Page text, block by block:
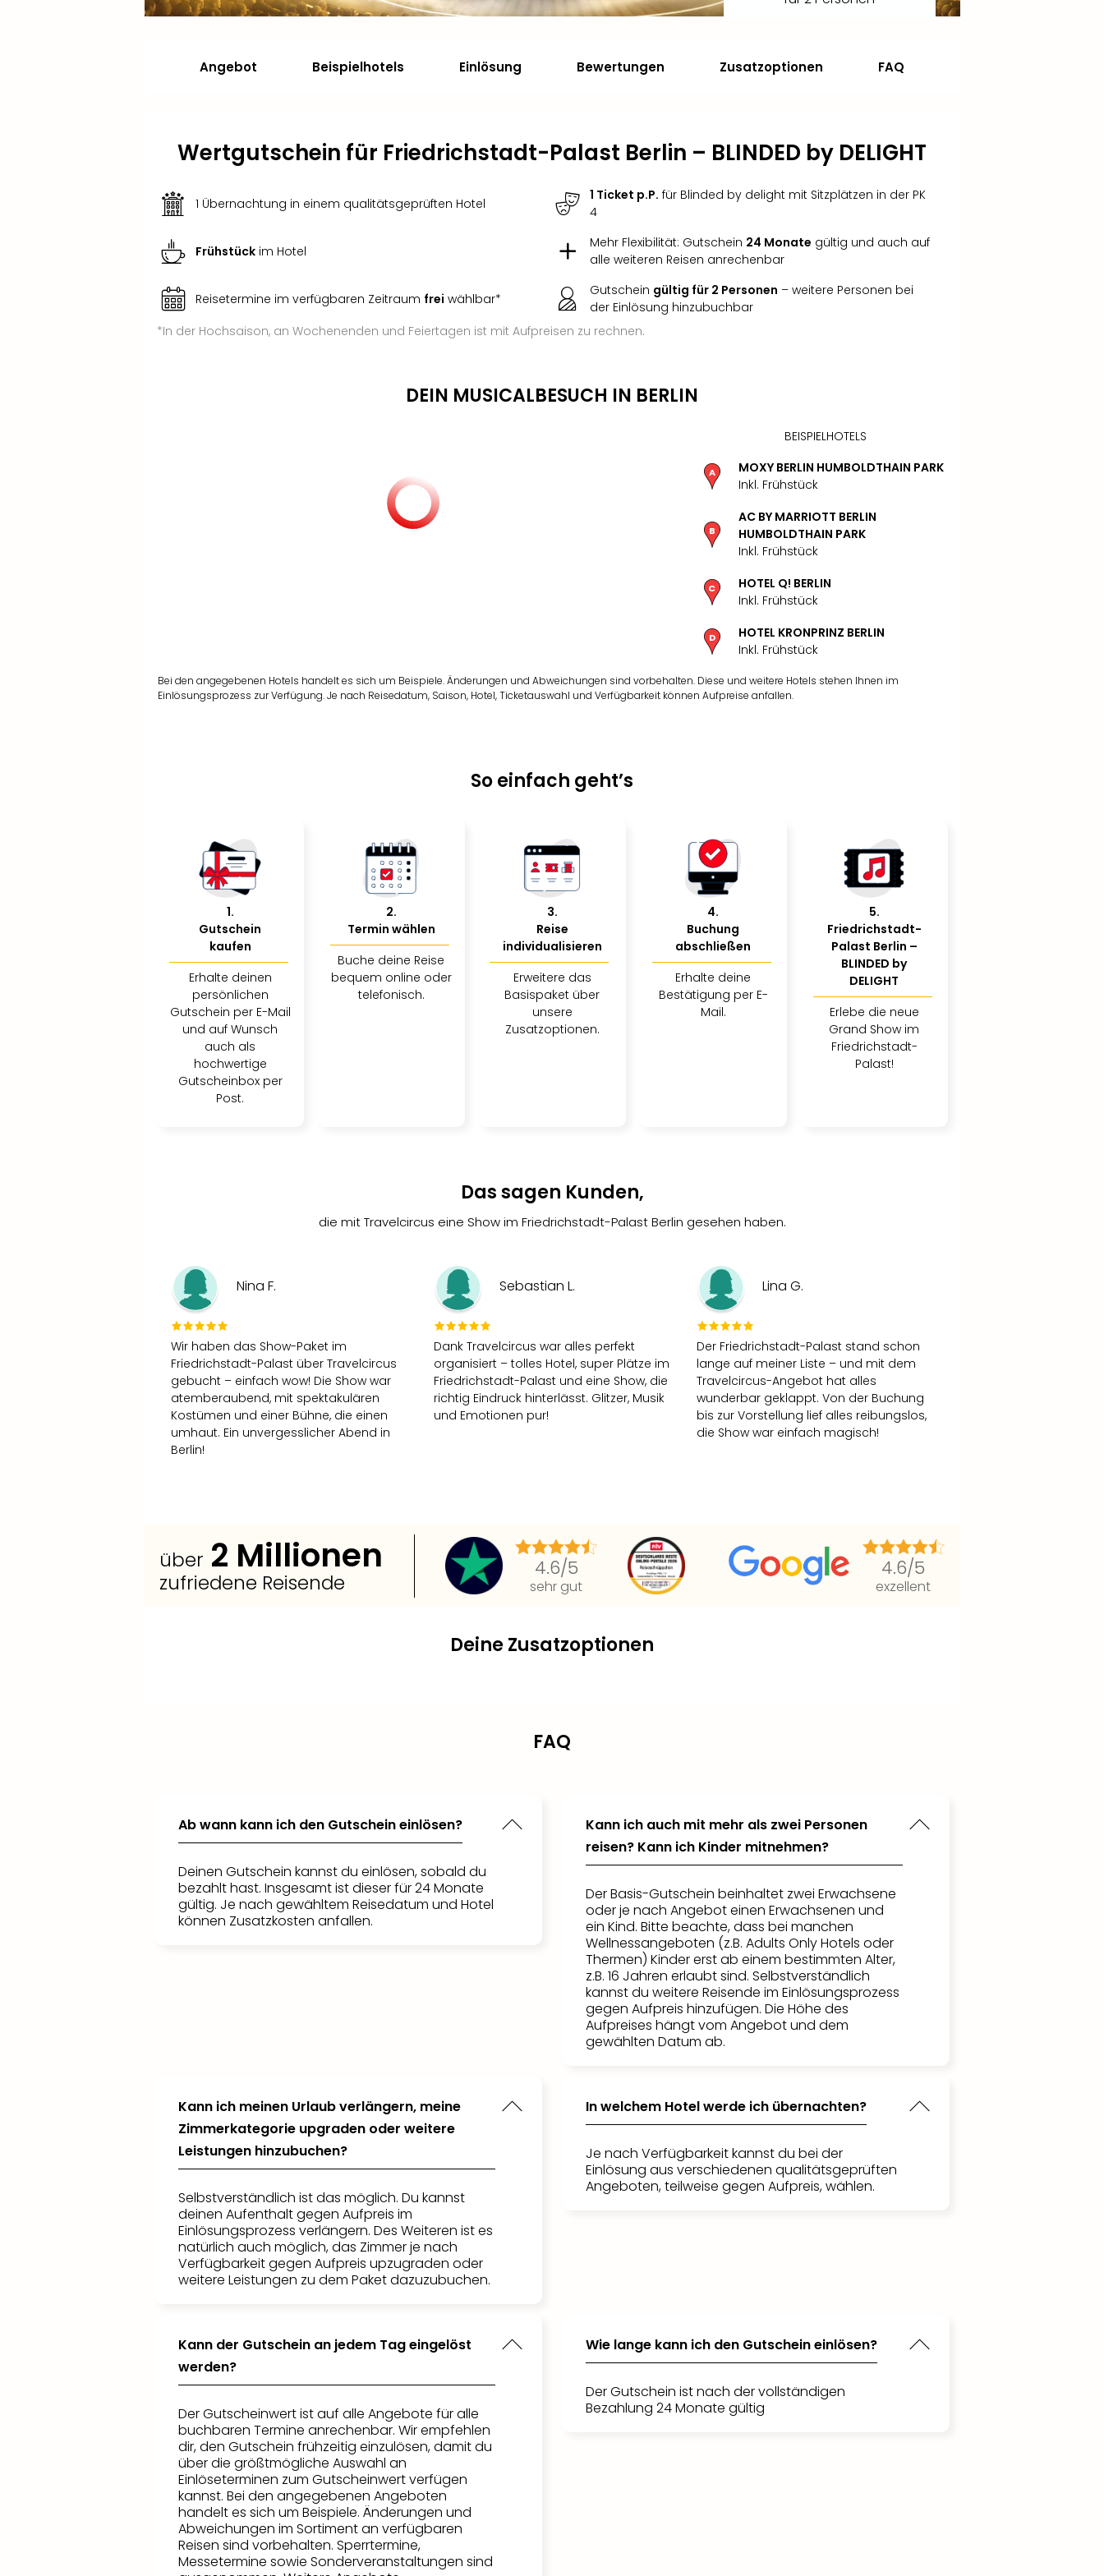
Angebot Beispielhotels Einlösung Bewertungen Zusatzoptionen FAQ
Wertgutschein für Friedrichstadt-Palast Berlin – BLINDED by DELIGHT
1 Übernachtung in einem qualitätsgeprüften Hotel
1 Ticket p.P. für Blinded by delight mit Sitzplätzen in der PK
4
Frühstückim Hotel
Mehr Flexibilität: Gutschein 24 Monate gültig und auch auf
alle weiteren Reisen anrechenbar
Reisetermine im verfügbaren Zeitraum frei wählbar*
Gutschein gültig für 2 Personen – weitere Personen bei
der Einlösung hinzubuchbar
*In der Hochsaison, an Wochenenden und Feiertagen ist mit Aufpreisen zu rechnen.
DEIN MUSICALBESUCH IN BERLIN
BEISPIELHOTELS
MOXY BERLIN HUMBOLDTHAIN PARK
Inkl. Frühstück
AC BY MARRIOTT BERLIN
HUMBOLDTHAIN PARK
Inkl. Frühstück
HOTEL Q! BERLIN
Inkl. Frühstück
HOTEL KRONPRINZ BERLIN
Inkl. Frühstück
Bei den angegebenen Hotels handelt es sich um Beispiele. Änderungen und Abweichungen sind vorbehalten. Diese und weitere Hotels stehen Ihnen im
Einlösungsprozess zur Verfügung. Je nach Reisedatum, Saison, Hotel, Ticketauswahl und Verfügbarkeit können Aufpreise anfallen.
So einfach geht’s
1.
Gutschein
kaufen
Erhalte deinen
persönlichen
Gutschein per E-Mail
und auf Wunsch
auch als
hochwertige
Gutscheinbox per
Post.
2.
Termin wählen
Buche deine Reise
bequem online oder
telefonisch.
3.
Reise
individualisieren
Erweitere das
Basispaket über
unsere
Zusatzoptionen.
4.
Buchung
abschließen
Erhalte deine
Bestätigung per E-
Mail.
5.
Friedrichstadt-
Palast Berlin –
BLINDED by
DELIGHT
Erlebe die neue
Grand Show im
Friedrichstadt-
Palast!
Das sagen Kunden,
die mit Travelcircus eine Show im Friedrichstadt-Palast Berlin gesehen haben.
Nina F.
Wir haben das Show-Paket im
Friedrichstadt-Palast über Travelcircus
gebucht – einfach wow! Die Show war
atemberaubend, mit spektakulären
Kostümen und einer Bühne, die einen
umhaut. Ein unvergesslicher Abend in
Berlin!
Sebastian L.
Dank Travelcircus war alles perfekt
organisiert – tolles Hotel, super Plätze im
Friedrichstadt-Palast und eine Show, die
richtig Eindruck hinterlässt. Glitzer, Musik
und Emotionen pur!
Lina G.
Der Friedrichstadt-Palast stand schon
lange auf meiner Liste – und mit dem
Travelcircus-Angebot hat alles
wunderbar geklappt. Von der Buchung
bis zur Vorstellung lief alles reibungslos,
die Show war einfach magisch!
über 2 Millionen
zufriedene Reisende
4.6/5
sehr gut
4.6/5
exzellent
Deine Zusatzoptionen
FAQ
Ab wann kann ich den Gutschein einlösen?
Deinen Gutschein kannst du einlösen, sobald du
bezahlt hast. Insgesamt ist dieser für 24 Monate
gültig. Je nach gewähltem Reisedatum und Hotel
können Zusatzkosten anfallen.
Kann ich auch mit mehr als zwei Personen
reisen? Kann ich Kinder mitnehmen?
Der Basis-Gutschein beinhaltet zwei Erwachsene
oder je nach Angebot einen Erwachsenen und
ein Kind. Bitte beachte, dass bei manchen
Wellnessangeboten (z.B. Adults Only Hotels oder
Thermen) Kinder erst ab einem bestimmten Alter,
z.B. 16 Jahren erlaubt sind. Selbstverständlich
kannst du weitere Reisende im Einlösungsprozess
gegen Aufpreis hinzufügen. Die Höhe des
Aufpreises hängt vom Angebot und dem
gewählten Datum ab.
Kann ich meinen Urlaub verlängern, meine
Zimmerkategorie upgraden oder weitere
Leistungen hinzubuchen?
Selbstverständlich ist das möglich. Du kannst
deinen Aufenthalt gegen Aufpreis im
Einlösungsprozess verlängern. Des Weiteren ist es
natürlich auch möglich, das Zimmer je nach
Verfügbarkeit gegen Aufpreis upzugraden oder
weitere Leistungen zu dem Paket dazuzubuchen.
In welchem Hotel werde ich übernachten?
Je nach Verfügbarkeit kannst du bei der
Einlösung aus verschiedenen qualitätsgeprüften
Angeboten, teilweise gegen Aufpreis, wählen.
Kann der Gutschein an jedem Tag eingelöst
werden?
Der Gutscheinwert ist auf alle Angebote für alle
buchbaren Termine anrechenbar. Wir empfehlen
dir, den Gutschein frühzeitig einzulösen, damit du
über die größtmögliche Auswahl an
Einlöseterminen zum Gutscheinwert verfügen
kannst. Bei den angegebenen Angeboten
handelt es sich um Beispiele. Änderungen und
Abweichungen im Sortiment an verfügbaren
Reisen sind vorbehalten. Sperrtermine,
Messetermine sowie Sonderveranstaltungen sind
Wie lange kann ich den Gutschein einlösen?
Der Gutschein ist nach der vollständigen
Bezahlung 24 Monate gültig